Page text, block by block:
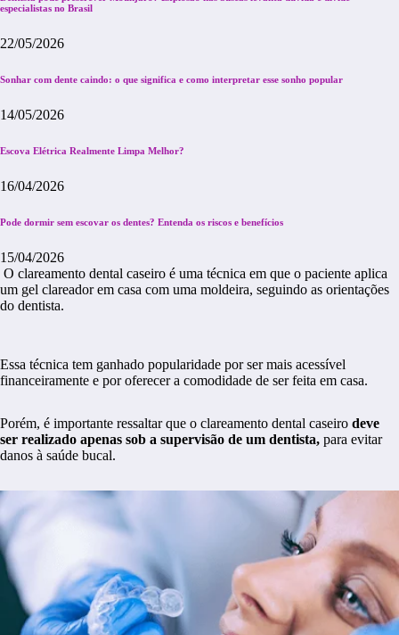
especialistas no Brasil
22/05/2026
Sonhar com dente caindo: o que significa e como interpretar esse sonho popular
14/05/2026
Escova Elétrica Realmente Limpa Melhor?
16/04/2026
Pode dormir sem escovar os dentes? Entenda os riscos e benefícios
15/04/2026
O clareamento dental caseiro é uma técnica em que o paciente aplica
um gel clareador em casa com uma moldeira, seguindo as orientações
do dentista.
Essa técnica tem ganhado popularidade por ser mais acessível
financeiramente e por oferecer a comodidade de ser feita em casa.
Porém, é importante ressaltar que o clareamento dental caseiro deve
ser realizado apenas sob a supervisão de um dentista, para evitar
danos à saúde bucal.